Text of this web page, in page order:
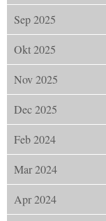
Sep 2025
Okt 2025
Nov 2025
Dec 2025
Feb 2024
Mar 2024
Apr 2024